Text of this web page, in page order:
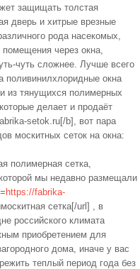
защищать толстая
дверь и хитрые врезные
рода насекомых,
через окна,
чуть сложнее. Лучше всего
поливинилхлоридные окна
из тянущихся полимерных
делает и продаёт
setok.ru[/b], вот пара
москитных сеток на окна:
полимерная сетка,
мы недавно размещали
https://fabrika-
сетка[/url] , в
российского климата
приобретением для
дома, иначе у вас
теплый период года без